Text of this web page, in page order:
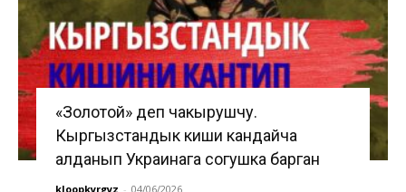
«Золотой» деп чакырушчу.
Кыргызстандык киши кандайча
алданып Украинага согушка барган
kloopkyrgyz - 04/06/2026